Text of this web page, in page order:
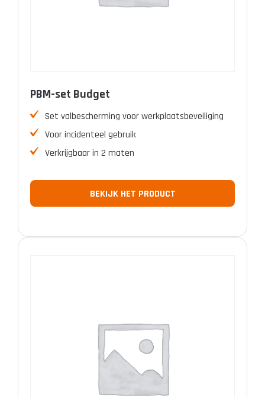
PBM-set Budget
Set valbescherming voor werkplaatsbeveiliging
Voor incidenteel gebruik
Verkrijgbaar in 2 maten
BEKIJK HET PRODUCT